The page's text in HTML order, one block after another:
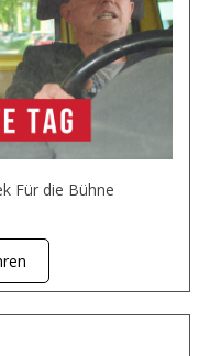
Für die Bühne